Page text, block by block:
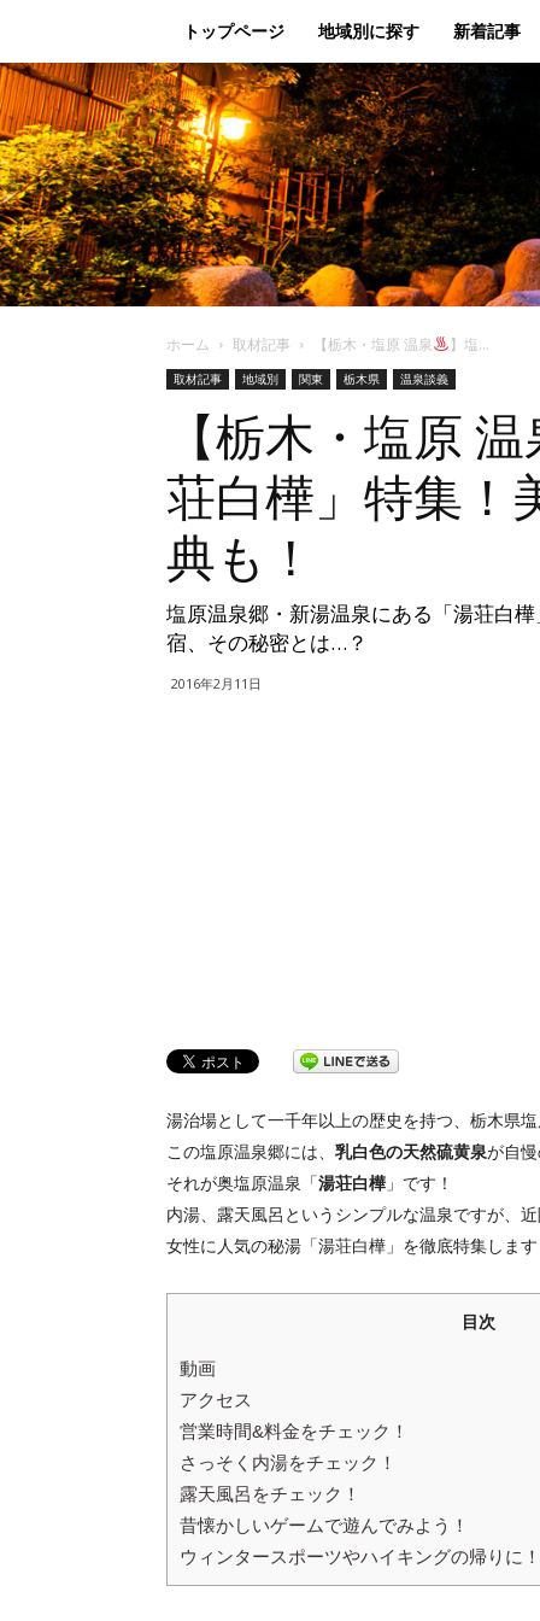
トップページ 地域別に探す 新着記事
ホーム 取材記事 【栃木・塩原 温泉 】塩...
取材記事 地域別 関東 栃木県 温泉談義
【栃木・塩原 温
荘白樺」特集！
典も！
塩原温泉郷・新湯温泉にある「湯荘白
宿、その秘密とは…？
2016年2月11日
湯治場として一千年以上の歴史を持つ、栃木県
この塩原温泉郷には、 乳白色の天然硫黄泉が自
それが奥塩原温泉「湯荘白樺」です！
内湯、露天風呂というシンプルな温泉ですが、
女性に人気の秘湯「湯荘白樺」を徹底特集しま
目次
動画
アクセス
営業時間&料金をチェック！
さっそく内湯をチェック！
露天風呂をチェック！
昔懐かしいゲームで遊んでみよう！
ウィンタースポーツやハイキングの帰りに